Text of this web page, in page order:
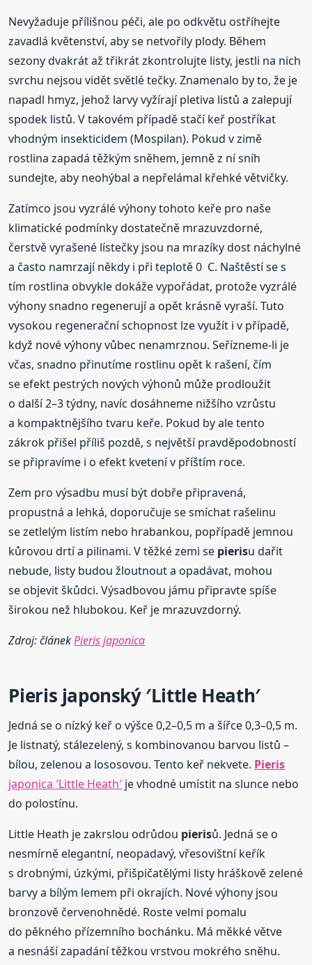
Nevyžaduje přílišnou péči, ale po odkvětu ostříhejte
zavadlá květenství, aby se netvořily plody. Během
sezony dvakrát až třikrát zkontrolujte listy, jestli na nich
svrchu nejsou vidět světlé tečky. Znamenalo by to, že je
napadl hmyz, jehož larvy vyžírají pletiva listů a zalepují
spodek listů. V takovém případě stačí keř postříkat
vhodným insekticidem (Mospilan). Pokud v zimě
rostlina zapadá těžkým sněhem, jemně z ní sníh
sundejte, aby neohýbal a nepřelámal křehké větvičky.
Zatímco jsou vyzrálé výhony tohoto keře pro naše
klimatické podmínky dostatečně mrazuvzdorné,
čerstvě vyrašené lístečky jsou na mrazíky dost náchylné
a často namrzají někdy i při teplotě 0 C. Naštěstí se s
tím rostlina obvykle dokáže vypořádat, protože vyzrálé
výhony snadno regenerují a opět krásně vyraší. Tuto
vysokou regenerační schopnost lze využít i v případě,
když nové výhony vůbec nenamrznou. Seřízneme-li je
včas, snadno přinutíme rostlinu opět k rašení, čím
se efekt pestrých nových výhonů může prodloužit
o další 2–3 týdny, navíc dosáhneme nižšího vzrůstu
a kompaktnějšího tvaru keře. Pokud by ale tento
zákrok přišel příliš pozdě, s největší pravděpodobností
se připravíme i o efekt kvetení v příštím roce.
Zem pro výsadbu musí být dobře připravená,
propustná a lehká, doporučuje se smíchat rašelinu
se zetlelým listím nebo hrabankou, popřípadě jemnou
kůrovou drtí a pilinami. V těžké zemi se pierisu dařit
nebude, listy budou žloutnout a opadávat, mohou
se objevit škůdci. Výsadbovou jámu připravte spíše
širokou než hlubokou. Keř je mrazuvzdorný.
Zdroj: článekPieris japonica
Pieris japonský ′Little Heath′
Jedná se o nízký keř o výšce 0,2–0,5 m a šířce 0,3–0,5 m.
Je listnatý, stálezelený, s kombinovanou barvou listů –
bílou, zelenou a lososovou. Tento keř nekvete. Pieris
japonica ′Little Heath′ je vhodné umístit na slunce nebo
do polostínu.
Little Heath je zakrslou odrůdou pierisů. Jedná se o
nesmírně elegantní, neopadavý, vřesovištní keřík
s drobnými, úzkými, přišpičatělými listy hráškově zelené
barvy a bílým lemem při okrajích. Nové výhony jsou
bronzově červenohnědé. Roste velmi pomalu
do pěkného přízemního bochánku. Má měkké větve
a nesnáší zapadání těžkou vrstvou mokrého sněhu.